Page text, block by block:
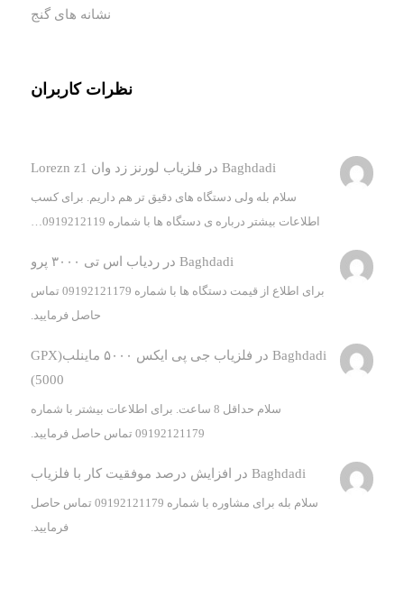
نشانه های گنج
نظرات کاربران
Baghdadi در فلزیاب لورنز زد وان Lorezn z1
سلام بله ولی دستگاه های دقیق تر هم داریم. برای کسب
اطلاعات بیشتر درباره ی دستگاه ها با شماره 0919212119…
Baghdadi درردیاب اس تی ۳۰۰۰ پرو
برای اطلاع از قیمت دستگاه ها با شماره 09192121179 تماس
حاصل فرمایید.
Baghdadi در
فلزیاب جی پی ایکس ۵۰۰۰ ماینلب(GPX
5000)
سلام حداقل 8 ساعت. برای اطلاعات بیشتر با شماره
09192121179 تماس حاصل فرمایید.
Baghdadi در افزایش درصد موفقیت کار با فلزیاب
سلام بله برای مشاوره با شماره 09192121179 تماس حاصل
فرمایید.